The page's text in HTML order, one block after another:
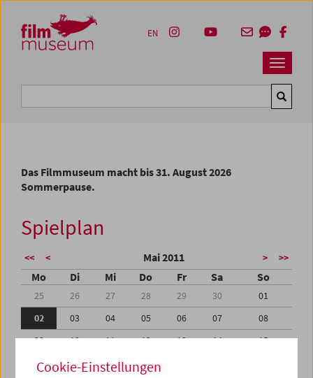
Zum Inhalt
Zum Hauptmenü
Zur Servicenavigation
Zum Suche
Navbar
EN
Das Filmmuseum macht bis 31. August 2026
Sommerpause.
Spielplan
<< < Mai 2011 > >>
Mo Di Mi Do Fr Sa So
25 26 27 28 29 30
01
02
03 04 05 06 07
08
09
10 11 12 13 14
15
16
17 18 19
Cookie-Einstellungen